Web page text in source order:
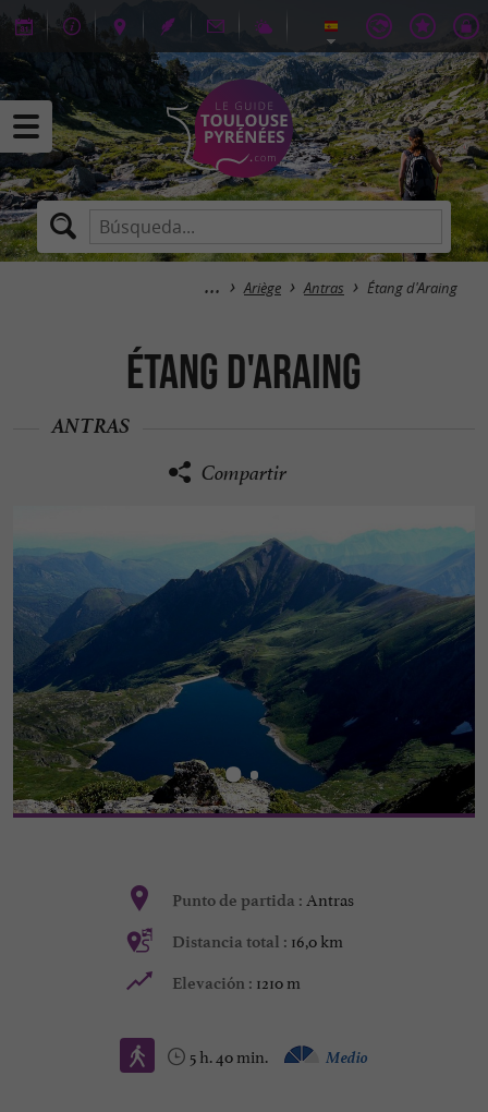
Ariège Antras Étang d'Araing
Étang d'Araing
ANTRAS
Compartir
Punto de partida : Antras
Distancia total : 16,0 km
Elevación : 1210 m
5 h. 40 min. Medio